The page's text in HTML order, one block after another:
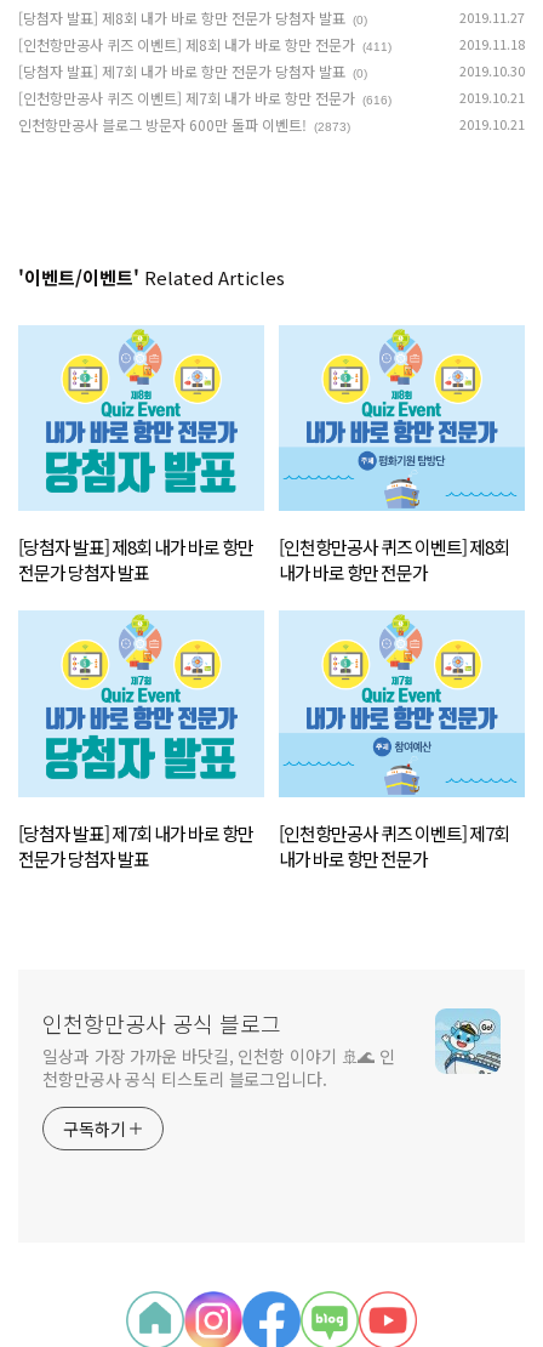
[당첨자 발표] 제8회 내가 바로 항만 전문가 당첨자 발표 (0) 2019.11.27
[인천항만공사 퀴즈 이벤트] 제8회 내가 바로 항만 전문가 (411) 2019.11.18
[당첨자 발표] 제7회 내가 바로 항만 전문가 당첨자 발표 (0) 2019.10.30
[인천항만공사 퀴즈 이벤트] 제7회 내가 바로 항만 전문가 (616) 2019.10.21
인천항만공사 블로그 방문자 600만 돌파 이벤트! (2873) 2019.10.21
'이벤트/이벤트' Related Articles
[당첨자 발표] 제8회 내가 바로 항만
전문가 당첨자 발표
[인천항만공사 퀴즈 이벤트] 제8회
내가 바로 항만 전문가
[당첨자 발표] 제7회 내가 바로 항만
전문가 당첨자 발표
[인천항만공사 퀴즈 이벤트] 제7회
내가 바로 항만 전문가
인천항만공사 공식 블로그
일상과 가장 가까운 바닷길, 인천항 이야기 🚢🌊 인
천항만공사 공식 티스토리 블로그입니다.
구독하기